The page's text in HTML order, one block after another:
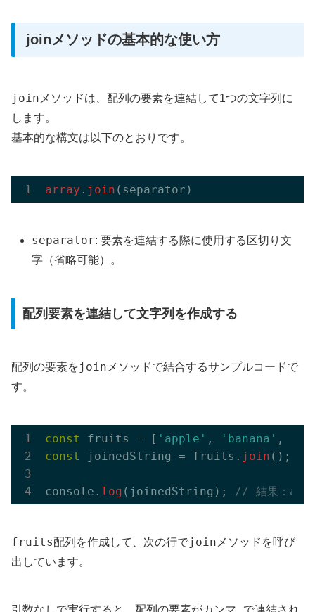
joinメソッドの基本的な使い方
join メソッドは、配列の要素を連結して1つの文字列に
します。
基本的な構文は以下のとおりです。
array . join
separator: 要素を連結する際に使用する区切り文
字（省略可能）。
配列要素を連結して文字列を作成する
配列の要素をjoin メソッドで結合するサンプルコードで
す。
const fruits = [ 'apple' , 'banana' ,
const
joinedString = fruits. join ();
console. log (joinedString); // 結果：
fruits配列を作成して、次の行でjoin メソッドを呼び
出しています。
引数なしで実行すると、配列の要素がカンマ で連結され